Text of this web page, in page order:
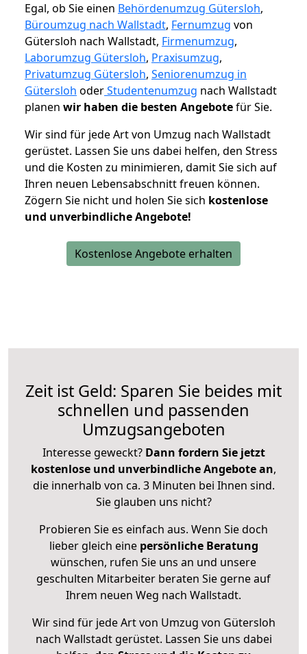
Egal, ob Sie einen Behördenumzug Gütersloh,
Büroumzug nach Wallstadt, Fernumzug von
Gütersloh nach Wallstadt, Firmenumzug,
Laborumzug Gütersloh, Praxisumzug,
Privatumzug Gütersloh, Seniorenumzug in
Gütersloh oderStudentenumzug nach Wallstadt
planen wir haben die besten Angebotefür Sie.
Wir sind für jede Art von Umzug nach Wallstadt
gerüstet. Lassen Sie uns dabei helfen, den Stress
und die Kosten zu minimieren, damit Sie sich auf
Ihren neuen Lebensabschnitt freuen können.
Zögern Sie nicht und holen Sie sich kostenlose
und unverbindliche Angebote!
Kostenlose Angebote erhalten
Zeit ist Geld: Sparen Sie beides mit
schnellen und passenden
Umzugsangeboten
Interesse geweckt? Dann fordern Sie jetzt
kostenlose und unverbindliche Angebote an,
die innerhalb von ca. 3 Minuten bei Ihnen sind.
Sie glauben uns nicht?
Probieren Sie es einfach aus. Wenn Sie doch
lieber gleich eine persönliche Beratung
wünschen, rufen Sie uns an und unsere
geschulten Mitarbeiter beraten Sie gerne auf
Ihrem neuen Weg nach Wallstadt.
Wir sind für jede Art von Umzug von Gütersloh
nach Wallstadt gerüstet. Lassen Sie uns dabei